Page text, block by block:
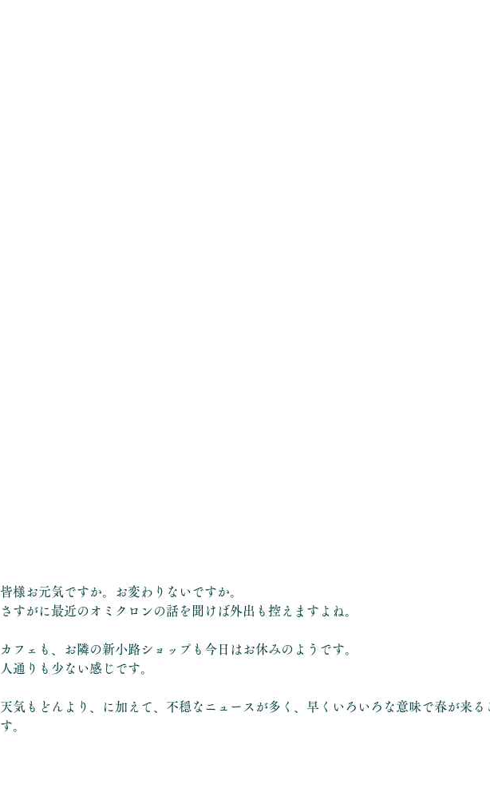
皆様お元気ですか。お変わりないですか。
さすがに最近のオミクロンの話を聞けば外出も控えますよね。
カフェも、お隣の新小路ショップも今日はお休みのようです。
人通りも少ない感じです。
天気もどんより、に加えて、不穏なニュースが多く、早くいろいろな意味で春が来る
す。